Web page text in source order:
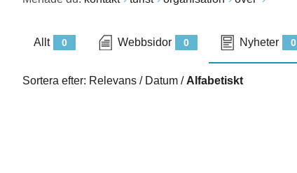
0
Allt 0
Webbsidor 0
Nyheter
Sortera efter: Relevans / Datum / Alfabetiskt